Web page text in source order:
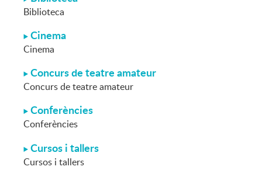
Biblioteca
Cinema
Cinema
Concurs de teatre amateur
Concurs de teatre amateur
Conferències
Conferències
Cursos i tallers
Cursos i tallers